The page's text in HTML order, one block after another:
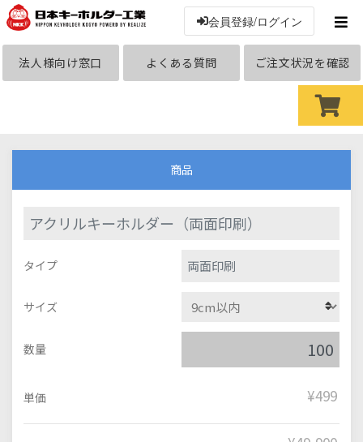
会員登録/ログイン
法人様向け窓口 よくある質問 ご注文状況を確認
商品
アクリルキーホルダー（両面印刷）
タイプ 両面印刷
サイズ
数量
単価 ¥499